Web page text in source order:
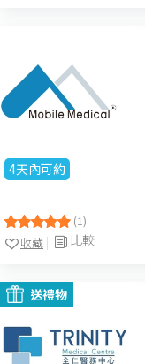
4天內可約
(1)
比較
收藏
送禮物